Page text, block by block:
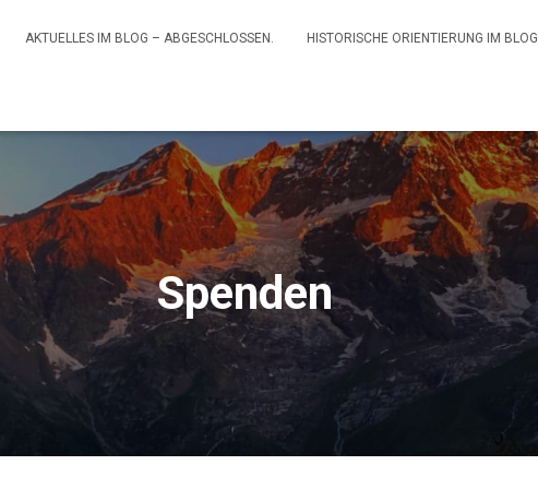
AKTUELLES IM BLOG – ABGESCHLOSSEN. HISTORISCHE ORIENTIERUNG IM BLOG
Spenden